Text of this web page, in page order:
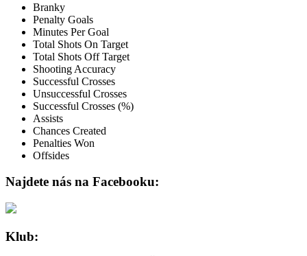
Branky
Penalty Goals
Minutes Per Goal
Total Shots On Target
Total Shots Off Target
Shooting Accuracy
Successful Crosses
Unsuccessful Crosses
Successful Crosses (%)
Assists
Chances Created
Penalties Won
Offsides
Najdete nás na Facebooku:
Klub: